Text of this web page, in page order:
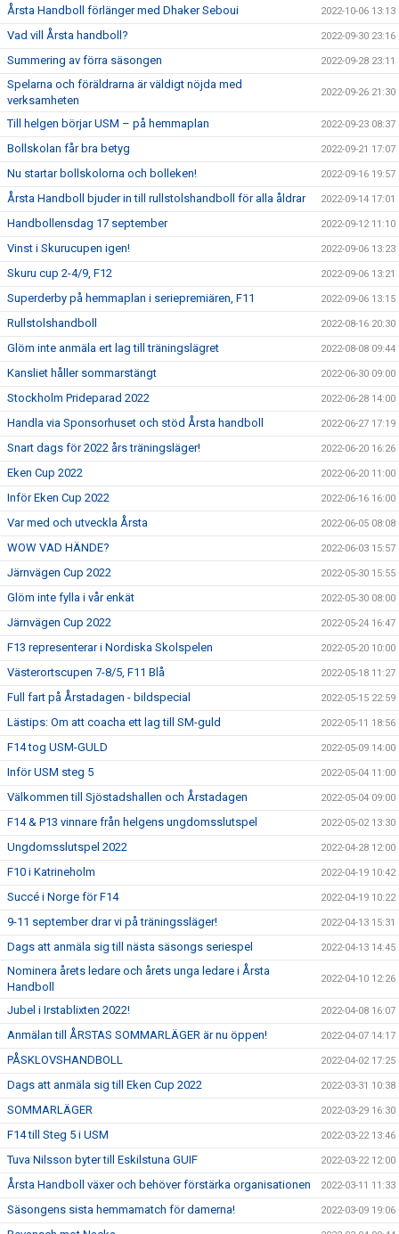
Årsta Handboll förlänger med Dhaker Seboui 2022-10-06 13:13
Vad vill Årsta handboll? 2022-09-30 23:16
Summering av förra säsongen 2022-09-28 23:11
Spelarna och föräldrarna är väldigt nöjda med
verksamheten
2022-09-26 21:30
Till helgen börjar USM – på hemmaplan 2022-09-23 08:37
Bollskolan får bra betyg 2022-09-21 17:07
Nu startar bollskolorna och bolleken! 2022-09-16 19:57
Årsta Handboll bjuder in till rullstolshandboll för alla åldrar 2022-09-14 17:01
Handbollensdag 17 september 2022-09-12 11:10
Vinst i Skurucupen igen! 2022-09-06 13:23
Skuru cup 2-4/9, F12 2022-09-06 13:21
Superderby på hemmaplan i seriepremiären, F11 2022-09-06 13:15
Rullstolshandboll 2022-08-16 20:30
Glöm inte anmäla ert lag till träningslägret 2022-08-08 09:44
Kansliet håller sommarstängt 2022-06-30 09:00
Stockholm Prideparad 2022 2022-06-28 14:00
Handla via Sponsorhuset och stöd Årsta handboll 2022-06-27 17:19
Snart dags för 2022 års träningsläger! 2022-06-20 16:26
Eken Cup 2022 2022-06-20 11:00
Inför Eken Cup 2022 2022-06-16 16:00
Var med och utveckla Årsta 2022-06-05 08:08
WOW VAD HÄNDE? 2022-06-03 15:57
Järnvägen Cup 2022 2022-05-30 15:55
Glöm inte fylla i vår enkät 2022-05-30 08:00
Järnvägen Cup 2022 2022-05-24 16:47
F13 representerar i Nordiska Skolspelen 2022-05-20 10:00
Västerortscupen 7-8/5, F11 Blå 2022-05-18 11:27
Full fart på Årstadagen - bildspecial 2022-05-15 22:59
Lästips: Om att coacha ett lag till SM-guld 2022-05-11 18:56
F14 tog USM-GULD 2022-05-09 14:00
Inför USM steg 5 2022-05-04 11:00
Välkommen till Sjöstadshallen och Årstadagen 2022-05-04 09:00
F14 & P13 vinnare från helgens ungdomsslutspel 2022-05-02 13:30
Ungdomsslutspel 2022 2022-04-28 12:00
F10 i Katrineholm 2022-04-19 10:42
Succé i Norge för F14 2022-04-19 10:22
9-11 september drar vi på träningssläger! 2022-04-13 15:31
Dags att anmäla sig till nästa säsongs seriespel 2022-04-13 14:45
Nominera årets ledare och årets unga ledare i Årsta
Handboll
2022-04-10 12:26
Jubel i Irstablixten 2022! 2022-04-08 16:07
Anmälan till ÅRSTAS SOMMARLÄGER är nu öppen! 2022-04-07 14:17
PÅSKLOVSHANDBOLL 2022-04-02 17:25
Dags att anmäla sig till Eken Cup 2022 2022-03-31 10:38
SOMMARLÄGER 2022-03-29 16:30
F14 till Steg 5 i USM 2022-03-22 13:46
Tuva Nilsson byter till Eskilstuna GUIF 2022-03-22 12:00
Årsta Handboll växer och behöver förstärka organisationen 2022-03-11 11:33
Säsongens sista hemmamatch för damerna! 2022-03-09 19:06